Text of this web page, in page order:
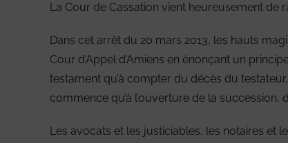
La Cour de Cassation vient heureusement de
Dans cet arrêt du 20 mars 2013, les hauts
Cour d’Appel d’Amiens en énonçant un
testament qu’à compter du décès du
commence qu’à l’ouverture de la
Les avocats et les justiciables, les notaires et